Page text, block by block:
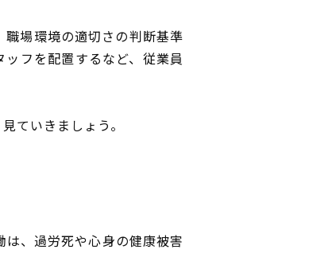
場環境の適切さの判断基準
フを配置するなど、従業員
ていきましょう。
、過労死や心身の健康被害